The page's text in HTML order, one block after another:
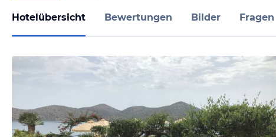
Hotelübersicht Bewertungen Bilder Fragen